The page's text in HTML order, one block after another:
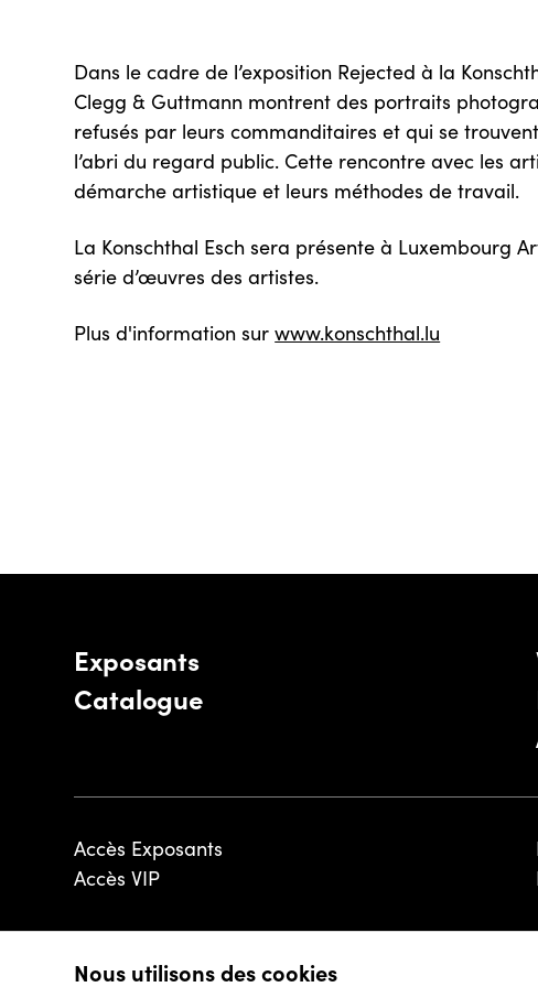
Nous utilisons des cookies
Dans le cadre de l’exposition Rejected à la
Clegg & Guttmann montrent des portraits
refusés par leurs commanditaires et qui se
l’abri du regard public. Cette rencontre avec les
démarche artistique et leurs méthodes de travail.
La Konschthal Esch sera présente à Luxembourg
série d’œuvres des artistes.
Plus d'information surwww.konschthal.lu
Exposants
Catalogue
Accès Exposants
Accès VIP